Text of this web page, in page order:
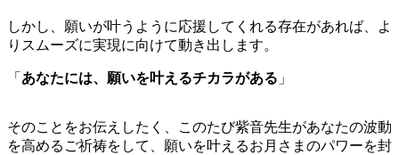
しかし、願いが叶うように応援してくれる存在があれば、よ
りスムーズに実現に向けて動き出します。
「 あなたには、願いを叶えるチカラがある 」
そのことをお伝えしたく、このたび紫音先生があなたの波動
を高めるご祈祷をして、願いを叶えるお月さまのパワーを封